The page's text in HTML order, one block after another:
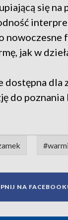
się
nowoczesne
jak w
dostępna dla
do
NA